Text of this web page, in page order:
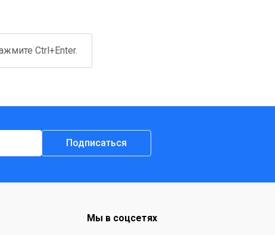
Ctrl+Enter.
Подписаться
Мы в соцсетях